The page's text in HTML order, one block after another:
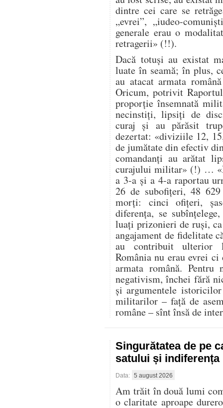
dintre cei care se
„evrei”, „iudeo-
generale erau o
retragerii» (!!).
Dacă totuși au existat
luate în seamă; în plus,
au atacat armata
Oricum, potrivit
proporție însemnată
necinstiți, lipsiți de
curaj și au părăsit
dezertat: «diviziile 12,
de jumătate din efectiv
comandanți au arătat
curajului militar» (!) …
a 3-a și a 4-a raportau
26 de subofițeri, 48
morți: cinci ofițeri,
diferența, se
luați prizonieri de ruși,
angajament de fidelitate
au contribuit ulterior
România nu erau evrei
armata română.
negativism, închei fără
și argumentele
militarilor – față de
române – sînt însă de
Singurătatea de pe
satului și
Data: 5 august 2026
Am trăit în două lumi
o claritate aproape